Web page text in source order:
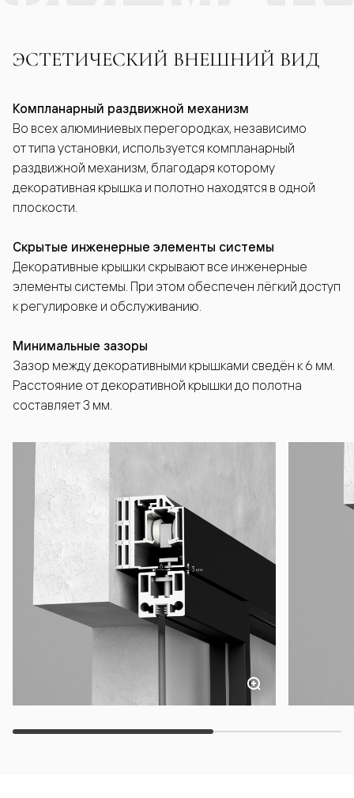
ЭСТЕТИЧЕСКИЙ ВНЕШНИЙ ВИД
Компланарный раздвижной механизм
Во всех алюминиевых перегородках, независимо
от типа установки, используется компланарный
раздвижной механизм, благодаря которому
декоративная крышка и полотно находятся в одной
плоскости.
Скрытые инженерные элементы системы
Декоративные крышки скрывают все инженерные
элементы системы. При этом обеспечен лёгкий доступ
к регулировке и обслуживанию.
Минимальные зазоры
Зазор между декоративными крышками сведён к 6 мм.
Расстояние от декоративной крышки до полотна
составляет 3 мм.